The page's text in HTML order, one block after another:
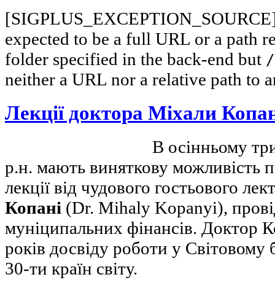
expected to be a full URL or a path
folder specified in the back-end but /
neither a URL nor a relative path to
Лекції доктора Міхали
В осінньому
р.н. мають виняткову можливість
лекції від чудового гостьового
Копані (Dr. Mihaly Kopanyi),
муніципальних фінансів. Доктор
років досвіду роботи у Світовому
30-ти країн світу.